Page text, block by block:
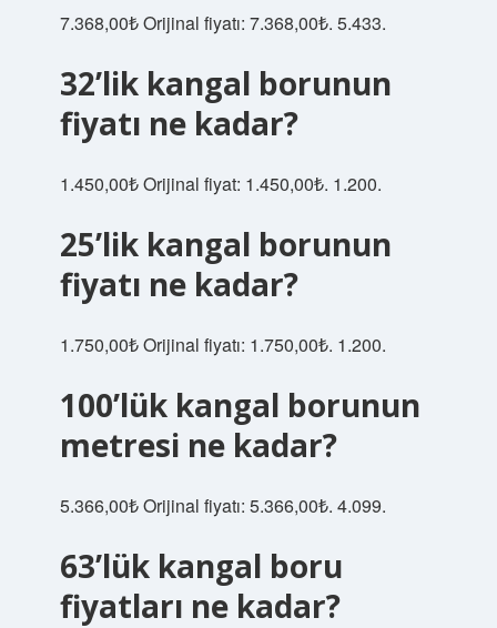
7.368,00₺ Orijinal fiyatı: 7.368,00₺. 5.433.
32’lik kangal borunun
fiyatı ne kadar?
1.450,00₺ Orijinal fiyat: 1.450,00₺. 1.200.
25’lik kangal borunun
fiyatı ne kadar?
1.750,00₺ Orijinal fiyatı: 1.750,00₺. 1.200.
100’lük kangal borunun
metresi ne kadar?
5.366,00₺ Orijinal fiyatı: 5.366,00₺. 4.099.
63’lük kangal boru
fiyatları ne kadar?